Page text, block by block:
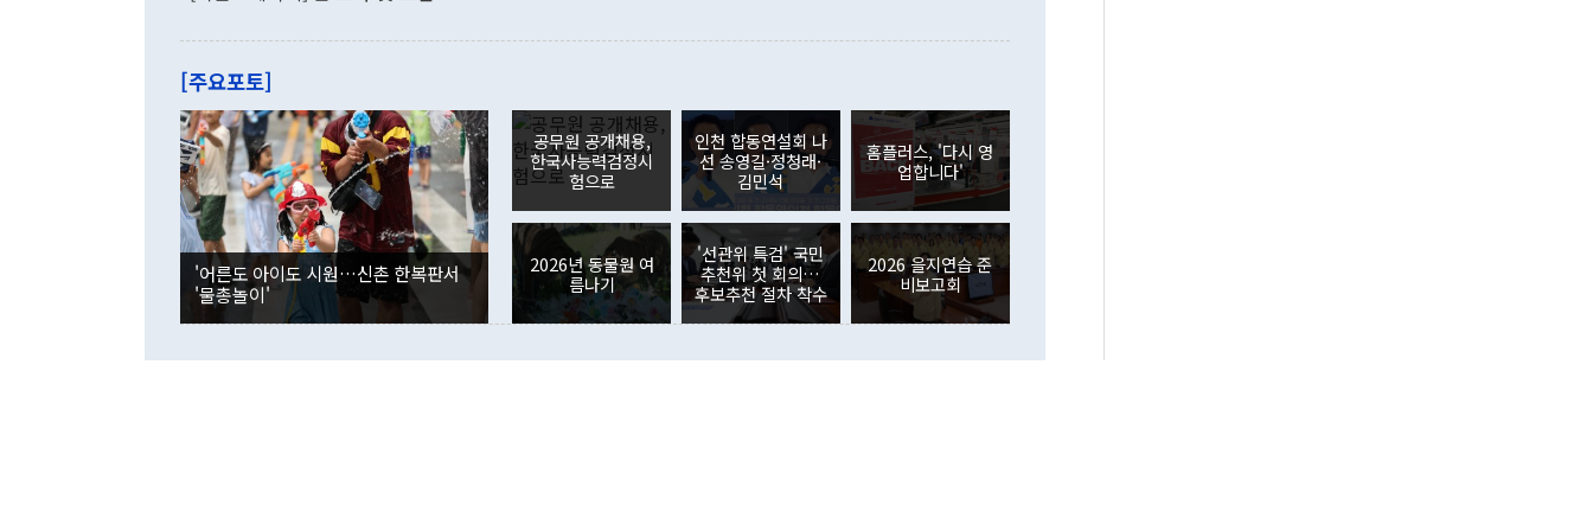
관은 업무보고 사후 브리핑에서 정 장관이 언급한 '4자 회담'에 대해 "이상
이 9월 러시아 블라디보스토크에서 열리는 '동방경제포럼(EEF)'을 언급하
며 "정부 차원에서 (참석을) 검토하고 있다"고 발언한 데 대해서도 조 장관
은 "그것은 외교부의 몫"이라며 "아직 거기까지 진도가 나가지 않았다"고
잘랐다. 정 장관이 이날 소개한 대북 구상과 설명은 정부 내 조율을 거치지
않았다는 점에서 문제가 있다. 특히 주적 표현 대체와 국호 사용, 9·19 군
사합의 복원, 4자회담 추진 등은 통일부 장관이 결정할 사안이 아니어서 월
권이라는 지적이 나오고 있다. 이 대통령은 정 장관의 업무보고를 듣고 난
뒤 "여기 업무보고에 발표했다고 승인난 건 아니다"라고 재차 확인했다. 정
부의 한 소식통은 "정 장관의 발언 내용은 대부분 국가안전보장회의(NSC)
를 거쳐 결정된 사안이 아닌 정 장관의 개인적 생각에 가깝다"며 "안보 관
련 부처 장관이 정부의 공식 정책이 아닌 사안을 추진하겠다고 업무보고를
하고 대통령의 면전에서 '국군통수권자가 나서야 한다'고 주장한 것은 심각
는 배당수입이 늘어난 데다 전월 분기배당에 따른 기저효과로 배당지급이
였던 올해 3월(369억9000만달러)을 넘어선 것이다. 직접투자에서는 내국
인의 해외투자가 80억1000만달러, 외국인의 국내투자가 46억3000만달러
각각 증가했다. 증권투자에서는 외국인의 국내 주식 매도세가 이어졌다. 외
국인의 국내 주식 투자는 차익실현 매도 등의 영향으로 316억1000만달러
감소하며 전월(-310억5000만달러)에 이어 역대 최대 순매도 기록을 다시
경신했다. 외국인의 국내 채권투자는 세계국채지수(WGBI) 자금 유입에도
분기 말 만기도래 영향으로 증가 폭이 줄어든 52억9000만달러를 기록했
다. 내국인의 해외 증권투자는 주식을 중심으로 35억6000만달러 증가했
다. eoyn2@newspim.com
[주요포토]
'어른도 아이도 시원…신촌 한복판서
'물총놀이'
공무원 공개채용,
한국사능력검정시
험으로
인천 합동연설회 나
선 송영길·정청래·
김민석
홈플러스, '다시 영
업합니다'
2026년 동물원 여
름나기
'선관위 특검' 국민
추천위 첫 회의…
후보추천 절차 착수
2026 을지연습 준
비보고회